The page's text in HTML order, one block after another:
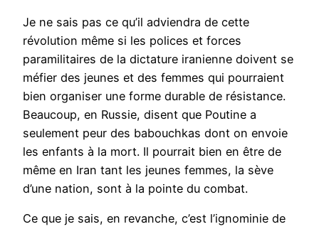
Je ne sais pas ce qu’il adviendra de cette
révolution même si les polices et forces
paramilitaires de la dictature iranienne doivent se
méfier des jeunes et des femmes qui pourraient
bien organiser une forme durable de résistance.
Beaucoup, en Russie, disent que Poutine a
seulement peur des babouchkas dont on envoie
les enfants à la mort. Il pourrait bien en être de
même en Iran tant les jeunes femmes, la sève
d’une nation, sont à la pointe du combat.
Ce que je sais, en revanche, c’est l’ignominie de